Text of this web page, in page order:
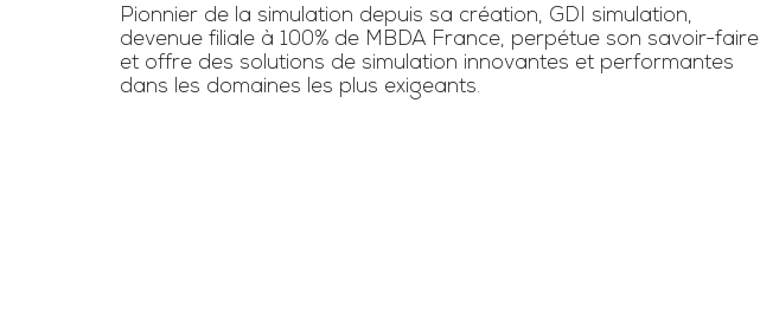
Pionnier de la simulation depuis sa création, GDI simulation,
devenue filiale à 100% de MBDA France, perpétue son savoir-faire
et offre des solutions de simulation innovantes et performantes
dans les domaines les plus exigeants.